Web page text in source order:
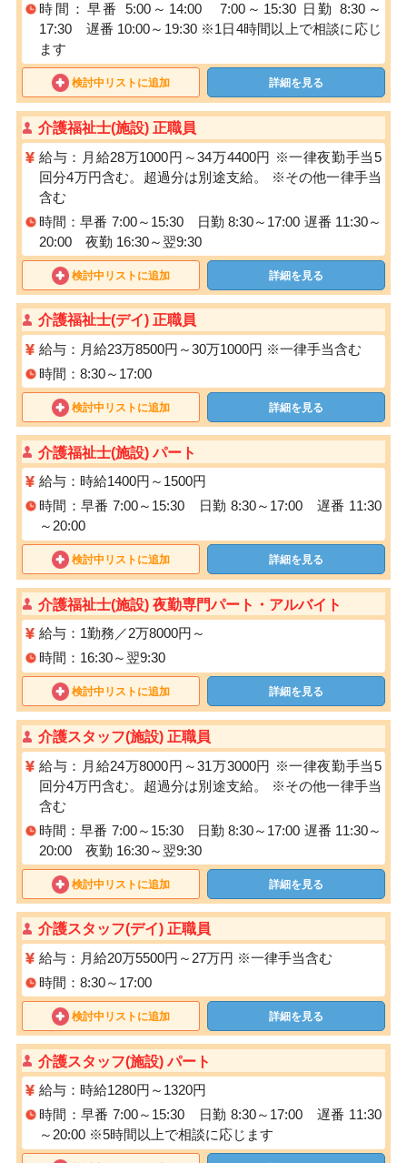
時間：早番 5:00～14:00 7:00～15:30 日勤 8:30～
17:30 遅番 10:00～19:30 ※1日4時間以上で相談に応じ
ます
検討中リストに追加 詳細を見る
介護福祉士(施設) 正職員
給与：月給28万1000円～34万4400円 ※一律夜勤手当5
回分4万円含む。超過分は別途支給。 ※その他一律手当
含む
時間：早番 7:00～15:30 日勤 8:30～17:00 遅番 11:30～
20:00 夜勤 16:30～翌9:30
検討中リストに追加 詳細を見る
介護福祉士(デイ) 正職員
給与：月給23万8500円～30万1000円 ※一律手当含む
時間：8:30～17:00
検討中リストに追加 詳細を見る
介護福祉士(施設) パート
給与：時給1400円～1500円
時間：早番 7:00～15:30 日勤 8:30～17:00 遅番 11:30
～20:00
検討中リストに追加 詳細を見る
介護福祉士(施設) 夜勤専門パート・アルバイト
給与：1勤務／2万8000円～
時間：16:30～翌9:30
検討中リストに追加 詳細を見る
介護スタッフ(施設) 正職員
給与：月給24万8000円～31万3000円 ※一律夜勤手当5
回分4万円含む。超過分は別途支給。 ※その他一律手当
含む
時間：早番 7:00～15:30 日勤 8:30～17:00 遅番 11:30～
20:00 夜勤 16:30～翌9:30
検討中リストに追加 詳細を見る
介護スタッフ(デイ) 正職員
給与：月給20万5500円～27万円 ※一律手当含む
時間：8:30～17:00
検討中リストに追加 詳細を見る
介護スタッフ(施設) パート
給与：時給1280円～1320円
時間：早番 7:00～15:30 日勤 8:30～17:00 遅番 11:30
～20:00 ※5時間以上で相談に応じます